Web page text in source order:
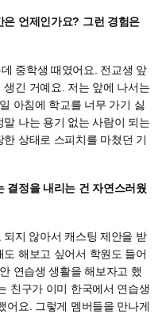
언제인가요? 그런 경험은
중학생 때였어요. 전교생 앞
긴 거예요. 저는 앞에 나서는
아침에 학교를 너무 가기 싫
나는 용기 없는 사람이 되는
상태로 스피치를 마쳤던 기
결정을 내리는 건 자연스러웠
지 않아서 캐스팅 제안을 받
해보고 싶어서 학원도 들어
연습생 생활을 해보자고 했
친구가 이미 한국에서 연습생
어요. 그렇게 멤버들을 만나게